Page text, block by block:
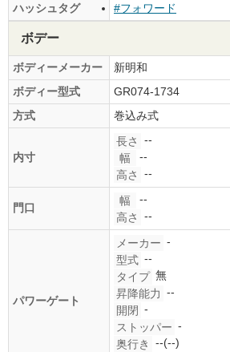
ハッシュタグ #フォワード
ボデー
ボディーメーカー
新明和
ボディー型式
GR074-1734
方式
巻込み式
内寸
長さ
--
幅
--
高さ
--
門口
幅
--
高さ
--
パワーゲート
メーカー -
型式 --
タイプ 無
昇降能力 --
開閉 -
ストッパー -
奥行き
--(--)